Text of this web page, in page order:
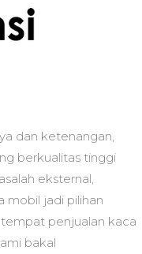
dan ketenangan,
berkualitas tinggi
eksternal,
mobil jadi pilihan
penjualan kaca
bakal